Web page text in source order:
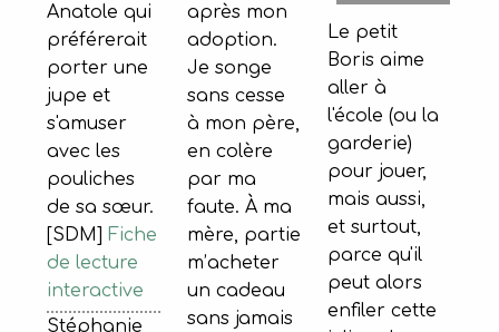
Anatole qui
préférerait
porter une
jupe et
s'amuser
avec les
pouliches
de sa sœur.
[SDM] Fiche
de lecture
interactive
Stéphanie
après mon
adoption.
Je songe
sans cesse
à mon père,
en colère
par ma
faute. À ma
mère, partie
m’acheter
un cadeau
sans jamais
Le petit
Boris aime
aller à
l'école (ou la
garderie)
pour jouer,
mais aussi,
et surtout,
parce qu'il
peut alors
enfiler cette